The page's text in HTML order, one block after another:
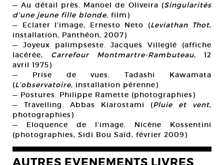
— Au détail près. Manoel de Oliveira (Singularités
d’une jeune fille blonde, film)
— Eclater l’image, Ernesto Neto (Leviathan Thot,
installation, Panthéon, 2007)
— Joyeux palimpseste. Jacques Villeglé (affiche
lacérée, Carrefour Montmartre-Rambuteau, 12
avril 1975)
— Prise de vues. Tadashi Kawamata
(L’observatoire, installation pérenne)
— Postures. Philippe Ramette (photographies)
— Travelling. Abbas Kiarostami (Pluie et vent,
photographies)
— Eloquence de l’image. Nicène Kossentini
(photographies, Sidi Bou Saïd, février 2009)